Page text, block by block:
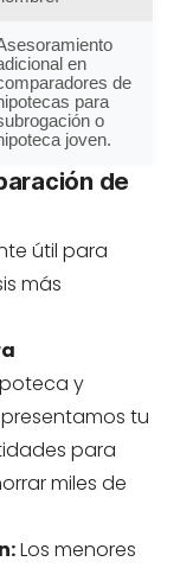
en
de
para
o
joven.
de
útil para
más
y
tu
para
miles de
Los menores